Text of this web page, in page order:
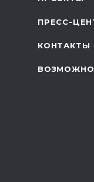
ПРЕСС-
КОНТАКТЫ